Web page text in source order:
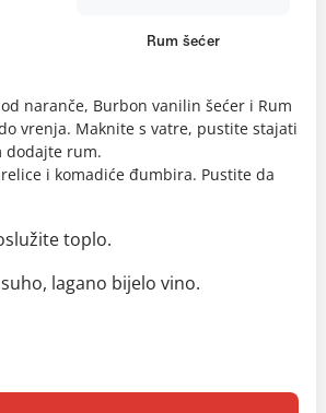
Rum šećer
naranče, Burbon vanilin šećer i Rum
vrenja. Maknite s vatre, pustite stajati
dodajte rum.
i komadiće đumbira. Pustite da
toplo.
lagano bijelo vino.